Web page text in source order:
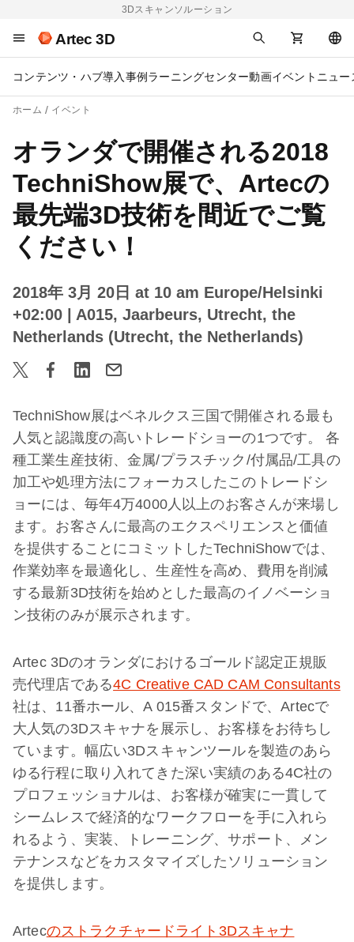
3Dスキャンソルーション
Artec 3D
コンテンツ・ハブ導入事例 ラーニングセンター動画イベント ニュー
ホーム イベント
オランダで開催される2018
TechniShow展で、Artecの
最先端3D技術を間近でご覧
ください！
2018年 3月 20日 at 10 am Europe/Helsinki
+02:00
| A015, Jaarbeurs, Utrecht, the
Netherlands (Utrecht, the Netherlands)
TechniShow展はベネルクス三国で開催される最も
人気と認識度の高いトレードショーの1つです。 各
種工業生産技術、金属/プラスチック/付属品/工具の
加工や処理方法にフォーカスしたこのトレードシ
ョーには、毎年4万4000人以上のお客さんが来場し
ます。お客さんに最高のエクスペリエンスと価値
を提供することにコミットしたTechniShowでは、
作業効率を最適化し、生産性を高め、費用を削減
する最新3D技術を始めとした最高のイノベーショ
ン技術のみが展示されます。
Artec 3Dのオランダにおけるゴールド認定正規販
売代理店である4C Creative CAD CAM Consultants
社は、11番ホール、A 015番スタンドで、Artecで
大人気の3Dスキャナを展示し、お客様をお待ちし
ています。幅広い3Dスキャンツールを製造のあら
ゆる行程に取り入れてきた深い実績のある4C社の
プロフェッショナルは、お客様が確実に一貫して
シームレスで経済的なワークフローを手に入れら
れるよう、実装、トレーニング、サポート、メン
テナンスなどをカスタマイズしたソリューション
を提供します。
Artecのストラクチャードライト3Dスキャナ